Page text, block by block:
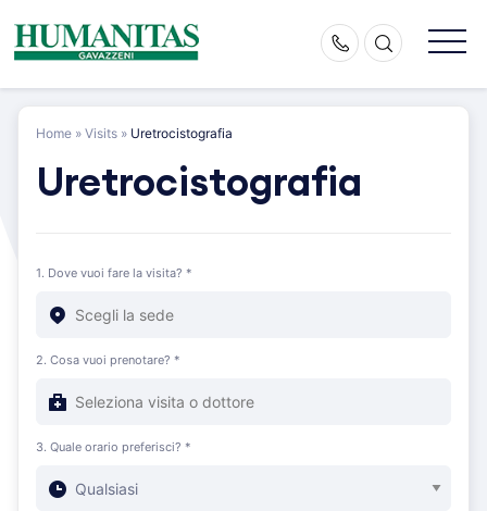
content
Home » Visits » Uretrocistografia
Uretrocistografia
1. Dove vuoi fare la visita? *
2. Cosa vuoi prenotare? *
3. Quale orario preferisci? *